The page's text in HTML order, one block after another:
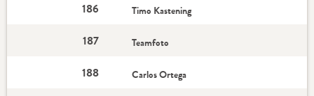
186 Timo Kastening
187 Teamfoto
188 Carlos Ortega